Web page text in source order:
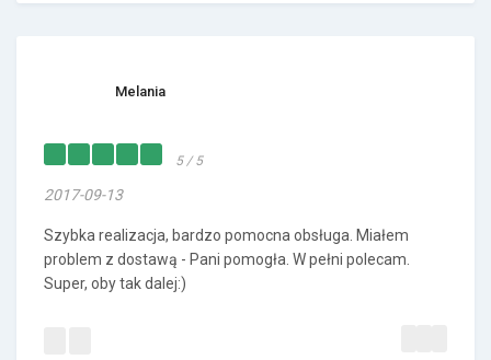
Melania
5 / 5
2017-09-13
Szybka realizacja, bardzo pomocna obsługa. Miałem
problem z dostawą - Pani pomogła. W pełni polecam.
Super, oby tak dalej:)